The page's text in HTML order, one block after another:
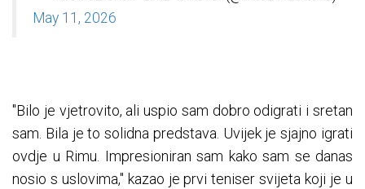
May 11, 2026
"Bilo je vjetrovito, ali uspio sam dobro odigrati i sretan
sam. Bila je to solidna predstava. Uvijek je sjajno igrati
ovdje u Rimu. Impresioniran sam kako sam se danas
nosio s uslovima," kazao je prvi teniser svijeta koji je u